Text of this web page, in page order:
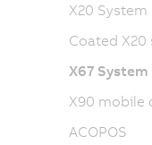
X20 System
Coated X20
X67 System
X90 mobile
ACOPOS